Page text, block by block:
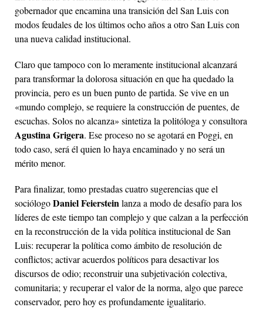
gobernador que encamina una transición del San Luis con
modos feudales de los últimos ocho años a otro San Luis con
una nueva calidad institucional.
Claro que tampoco con lo meramente institucional alcanzará
para transformar la dolorosa situación en que ha quedado la
provincia, pero es un buen punto de partida. Se vive en un
«mundo complejo, se requiere la construcción de puentes, de
escuchas. Solos no alcanza» sintetiza la politóloga y consultora
Agustina Grigera. Ese proceso no se agotará en Poggi, en
todo caso, será él quien lo haya encaminado y no será un
mérito menor.
Para finalizar, tomo prestadas cuatro sugerencias que el
sociólogoDaniel Feiersteinlanza a modo de desafío para los
líderes de este tiempo tan complejo y que calzan a la perfección
en la reconstrucción de la vida política institucional de San
Luis: recuperar la política como ámbito de resolución de
conflictos; activar acuerdos políticos para desactivar los
discursos de odio; reconstruir una subjetivación colectiva,
comunitaria; y recuperar el valor de la norma, algo que parece
conservador, pero hoy es profundamente igualitario.